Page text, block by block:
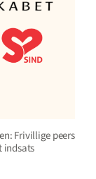
Frivillige peers
indsats